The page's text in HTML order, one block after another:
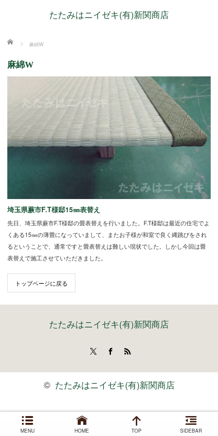
たたみはニイゼキ(有)新関商店
ホーム 麻綿W
麻綿W
埼玉県蕨市F.T様邸15㎜表替え
先日、埼玉県蕨市F.T様邸の畳表替えを行いました。F.T様邸は最近の住宅でよ
くある15㎜の薄畳になっていまして、またお子様が和室で良く縄跳びをされ
るということで、通常ですと畳表替えは難しい現状でした。しかし今回は畳
表替えで施工させていただきました。
トップページに戻る
たたみはニイゼキ(有)新関商店
MENU HOME TOP SIDEBAR
© たたみはニイゼキ(有)新関商店